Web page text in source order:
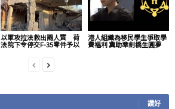
以軍攻拉法救出兩人質 荷
法院下令停交F-35零件予以
港人組織為移民學生爭取學
費福利 冀助準劍橋生圓夢
讚好